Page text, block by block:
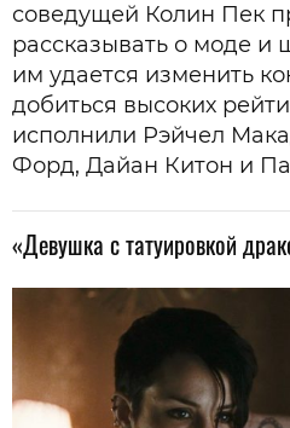
соведущей Колин Пек
рассказывать о моде и
им удается изменить
добиться высоких
исполнили Рэйчел
Форд, Дайан Китон и
«Девушка с татуировкой